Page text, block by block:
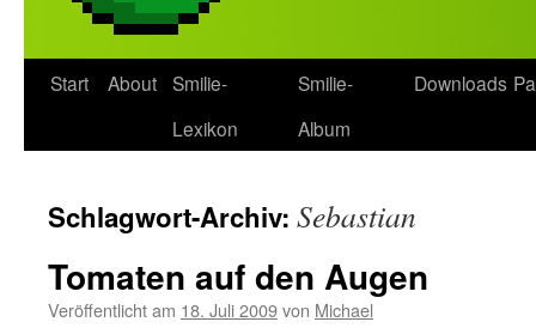
Start About Smilie-
Lexikon
Smilie-
Album
Downloads
Schlagwort-Archiv: Sebastian
Tomaten auf den Augen
Veröffentlicht am 18. Juli 2009von Michael